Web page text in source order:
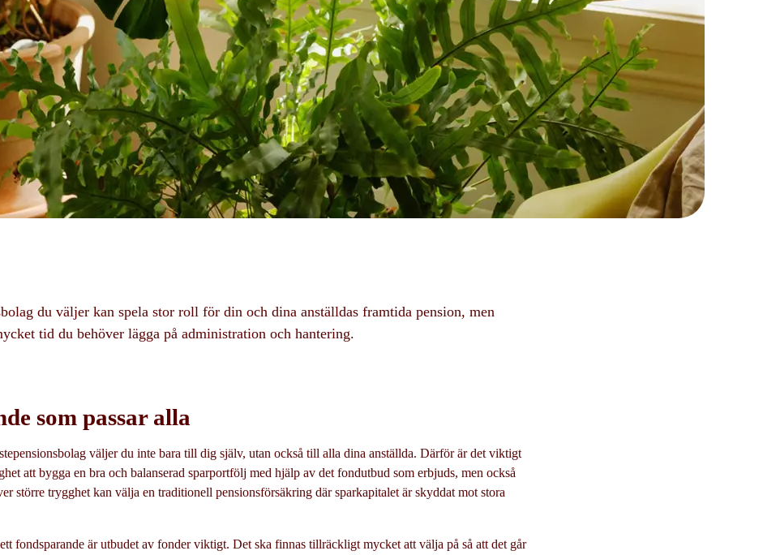
du väljer kan spela stor roll för din och dina anställdas framtida pension, men
tid du behöver lägga på administration och hantering.
som passar alla
väljer du inte bara till dig själv, utan också till alla dina anställda. Därför är det viktigt
att bygga en bra och balanserad sparportfölj med hjälp av det fondutbud som erbjuds, men också
större trygghet kan välja en traditionell pensionsförsäkring där sparkapitalet är skyddat mot stora
fondsparande är utbudet av fonder viktigt. Det ska finnas tillräckligt mycket att välja på så att det går